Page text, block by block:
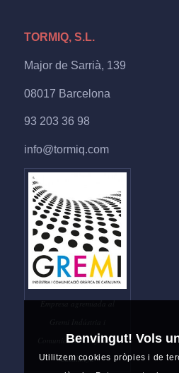
TORMIQ, S.L.
Major de Sarrià, 139
08017 Barcelona
93 203 36 98
info@tormiq.com
Empresa agremiada al
Comunicació Gràfica de
Catalunya
Benvingut! Vols
Utilitzem cookies pròpies i de